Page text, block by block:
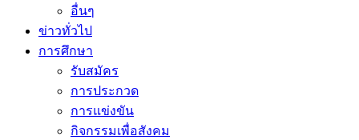
อื่นๆ
ข่าวทั่วไป
การศึกษา
รับสมัคร
การประกวด
การแข่งขัน
กิจกรรมเพื่อสังคม